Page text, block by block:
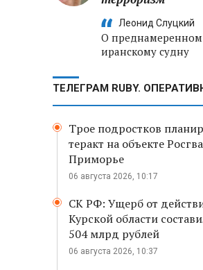
Леонид Слуцкий
О преднамеренном
иранскому судну
ТЕЛЕГРАМ RUBY.
Трое подростков
теракт на объекте
Приморье
06 августа 2026, 10:17
СК РФ: Ущерб от
Курской области
504 млрд рублей
06 августа 2026, 10:37